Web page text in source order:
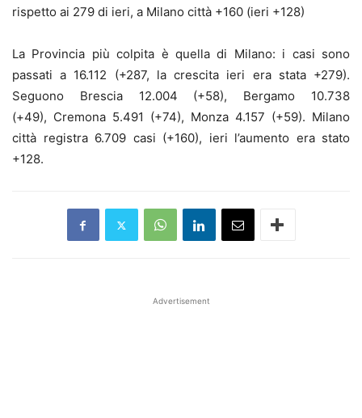
rispetto ai 279 di ieri, a Milano città +160 (ieri +128)
La Provincia più colpita è quella di Milano: i casi sono
passati a 16.112 (+287, la crescita ieri era stata +279).
Seguono Brescia 12.004 (+58), Bergamo 10.738
(+49), Cremona 5.491 (+74), Monza 4.157 (+59). Milano
città registra 6.709 casi (+160), ieri l’aumento era stato
+128.
Advertisement